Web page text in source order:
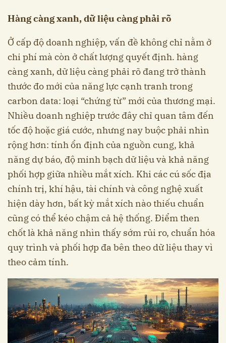
Hàng càng xanh, dữ liệu càng phải rõ
Ở cấp độ doanh nghiệp, vấn đề không chỉ nằm ở
chi phí mà còn ở chất lượng quyết định. hàng
càng xanh, dữ liệu càng phải rõ đang trở thành
thước đo mới của năng lực cạnh tranh trong
carbon data: loại “chứng từ” mới của thương mại.
Nhiều doanh nghiệp trước đây chỉ quan tâm đến
tốc độ hoặc giá cước, nhưng nay buộc phải nhìn
rộng hơn: tính ổn định của nguồn cung, khả
năng dự báo, độ minh bạch dữ liệu và khả năng
phối hợp giữa nhiều mắt xích. Khi các cú sốc địa
chính trị, khí hậu, tài chính và công nghệ xuất
hiện dày hơn, bất kỳ mắt xích nào thiếu chuẩn
cũng có thể kéo chậm cả hệ thống. Điểm then
chốt là khả năng nhìn thấy sớm rủi ro, chuẩn hóa
quy trình và phối hợp đa bên theo dữ liệu thay vì
theo cảm tính.